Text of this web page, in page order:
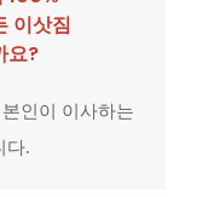
이삿짐
요?
인이 이사하는
다.